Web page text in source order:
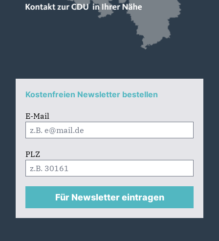
Kostenfreien Newsletter bestellen
E-Mail
PLZ
Für Newsletter eintragen